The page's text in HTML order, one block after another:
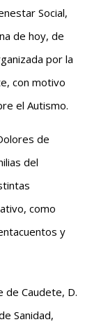
Social,
de hoy, de
por la
con motivo
el Autismo.
de
del
como
y
de Caudete, D.
Sanidad,